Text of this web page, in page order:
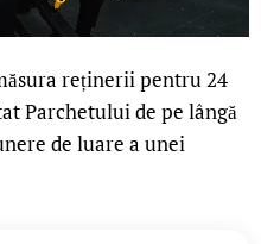
reținerii pentru 24
Parchetului de pe lângă
de luare a unei